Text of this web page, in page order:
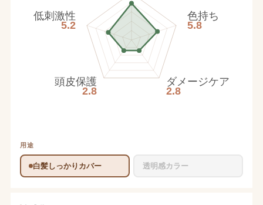
色持ち
5.8
ダメージケア
2.8
頭皮保護
2.8
低刺激性
5.2
用途
白髪しっかりカバー 透明感カラー